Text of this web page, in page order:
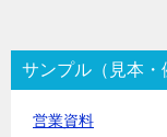
ゲ
ー
シ
サンプル（見本・
営業資料